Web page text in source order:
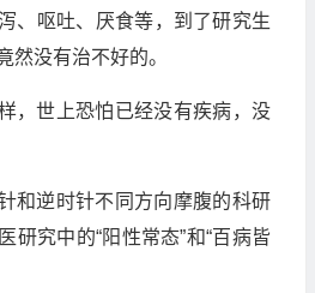
、呕吐、厌食等，到了研究生
然没有治不好的。
，世上恐怕已经没有疾病，没
和逆时针不同方向摩腹的科研
研究中的“阳性常态”和“百病皆